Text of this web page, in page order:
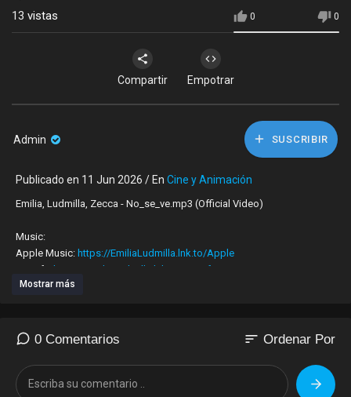
0 0
13 vistas
Compartir Empotrar
Admin SUSCRIBIR
Publicado en 11 Jun 2026 / En Cine y Animación
Emilia, Ludmilla, Zecca - No_se_ve.mp3 (Official Video)
Music:
Apple Music: https://EmiliaLudmilla.lnk.to/Apple
Spotify: https://EmiliaLudmilla.lnk.to/Spotify
Amazon:https://EmiliaLudmilla.lnk.to/Amazon
Deezer:https://EmiliaLudmilla.lnk.to/Deezer
Pandora:https://EmiliaLudmilla.lnk.to/Pandora
Mostrar más
0 Comentarios sort Ordenar Por